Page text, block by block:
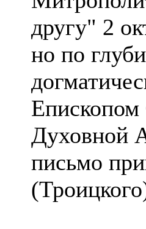
другу" 2
но по
Духовной
письмо